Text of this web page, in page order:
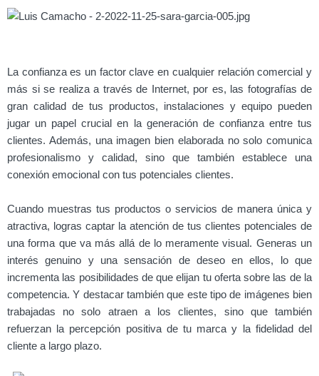
La confianza es un factor clave en cualquier relación comercial y
más si se realiza a través de Internet, por es, las fotografías de
gran calidad de tus productos, instalaciones y equipo pueden
jugar un papel crucial en la generación de confianza entre tus
clientes. Además, una imagen bien elaborada no solo comunica
profesionalismo y calidad, sino que también establece una
conexión emocional con tus potenciales clientes.
Cuando muestras tus productos o servicios de manera única y
atractiva, logras captar la atención de tus clientes potenciales de
una forma que va más allá de lo meramente visual. Generas un
interés genuino y una sensación de deseo en ellos, lo que
incrementa las posibilidades de que elijan tu oferta sobre las de la
competencia. Y destacar también que este tipo de imágenes bien
trabajadas no solo atraen a los clientes, sino que también
refuerzan la percepción positiva de tu marca y la fidelidad del
cliente a largo plazo.